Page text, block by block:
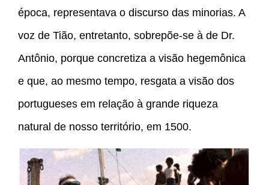
época, representava o discurso das minorias. A
voz de Tião, entretanto, sobrepõe-se à de Dr.
Antônio, porque concretiza a visão hegemônica
e que, ao mesmo tempo, resgata a visão dos
portugueses em relação à grande riqueza
natural de nosso território, em 1500.